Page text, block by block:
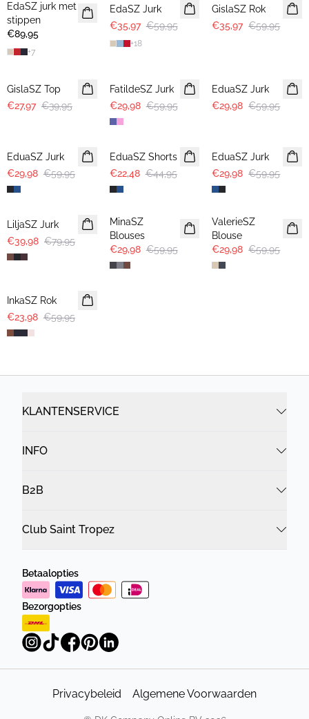
EdaSZ jurk met
stippen
€89,95
+7
EdaSZ Jurk
€35,97 €59,95
+18
GislaSZ Rok
€35,97 €59,95
GislaSZ Top
€27,97 €39,95
FatildeSZ Jurk
€29,98 €59,95
EduaSZ Jurk
€29,98 €59,95
EduaSZ Jurk
€29,98 €59,95
-50%
EduaSZ Shorts
€22,48 €44,95
EduaSZ Jurk
€29,98 €59,95
-50%
LiljaSZ Jurk
€39,98 €79,95
-50%
MinaSZ
Blouses
€29,98 €59,95
-50%
ValerieSZ
Blouse
€29,98 €59,95
InkaSZ Rok
€23,98 €59,95
KLANTENSERVICE
INFO
B2B
Club Saint Tropez
Betaalopties
Bezorgopties
Privacybeleid Algemene Voorwaarden